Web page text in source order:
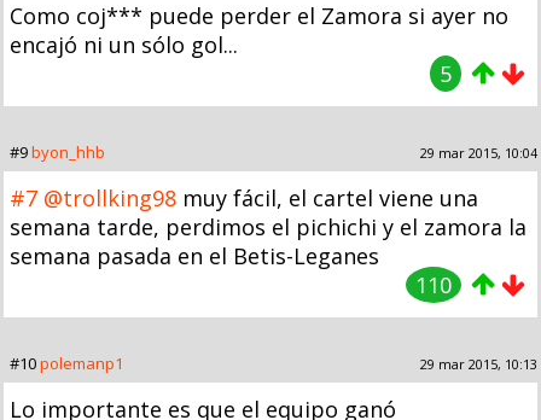
Como coj*** puede perder el Zamora si ayer no
encajó ni un sólo gol...
5
#9byon_hhb 29 mar 2015, 10:04
#7 @trollking98 muy fácil, el cartel viene una
semana tarde, perdimos el pichichi y el zamora la
semana pasada en el Betis-Leganes
110
#10polemanp1 29 mar 2015, 10:13
Lo importante es que el equipo ganó